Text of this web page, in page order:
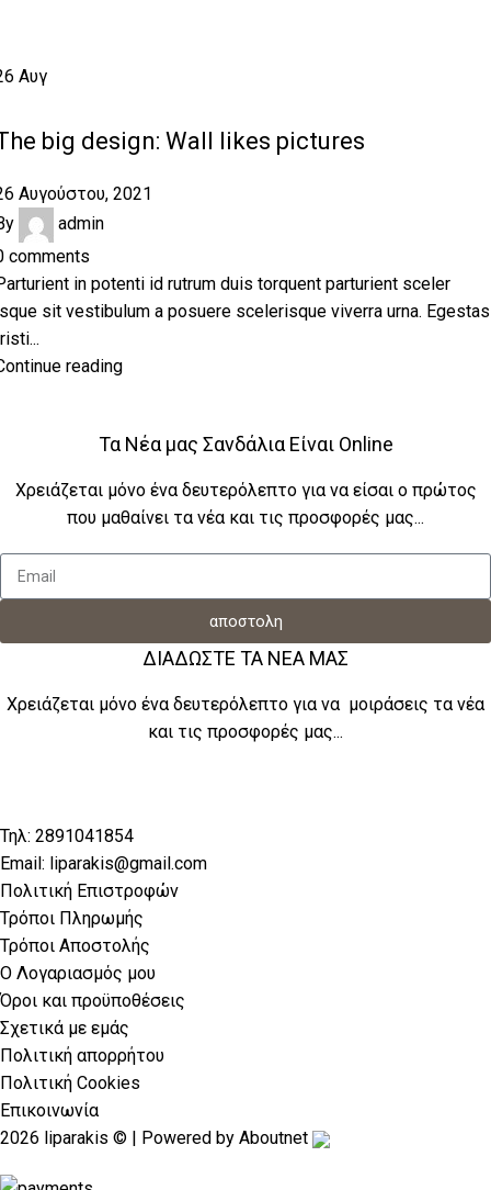
Αυγ
big design: Wall likes pictures
Αυγούστου, 2021
admin
comments
in potenti id rutrum duis torquent parturient sceler
sit vestibulum a posuere scelerisque viverra urna. Egestas
reading
Τα Νέα μας Σανδάλια Είναι Online
Χρειάζεται μόνο ένα δευτερόλεπτο για να είσαι ο πρώτος
που μαθαίνει τα νέα και τις προσφορές μας...
αποστολη
ΔΙΑΔΩΣΤΕ ΤΑ ΝΕΑ ΜΑΣ
Χρειάζεται μόνο ένα δευτερόλεπτο για να μοιράσεις τα νέα
και τις προσφορές μας...
Τηλ: 2891041854
Email: liparakis@gmail.com
Πολιτική Επιστροφών
Τρόποι Πληρωμής
Τρόποι Αποστολής
Ο Λογαριασμός μου
Όροι και προϋποθέσεις
Σχετικά με εμάς
Πολιτική απορρήτου
Πολιτική Cookies
Επικοινωνία
2026 liparakis © | Powered by Aboutnet